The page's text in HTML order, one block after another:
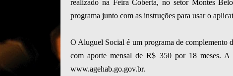
realizado na Feira Coberta, no setor Montes
programa junto com as instruções para usar o
O Aluguel Social é um programa de complemento
com aporte mensal de R$ 350 por 18 meses.
www.agehab.go.gov.br.